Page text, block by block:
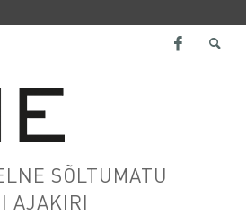
SÕLTUMATU
AJAKIRI